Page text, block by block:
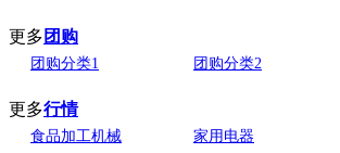
更多 团购
团购分类1 团购分类2
更多行情
食品加工机械 家用电器